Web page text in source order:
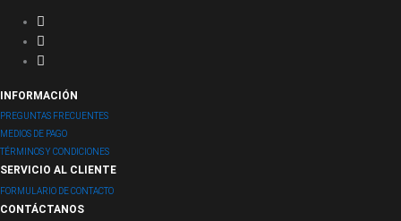
INFORMACIÓN
PREGUNTAS FRECUENTES
MEDIOS DE PAGO
TÉRMINOS Y CONDICIONES
SERVICIO AL CLIENTE
FORMULARIO DE CONTACTO
CONTÁCTANOS